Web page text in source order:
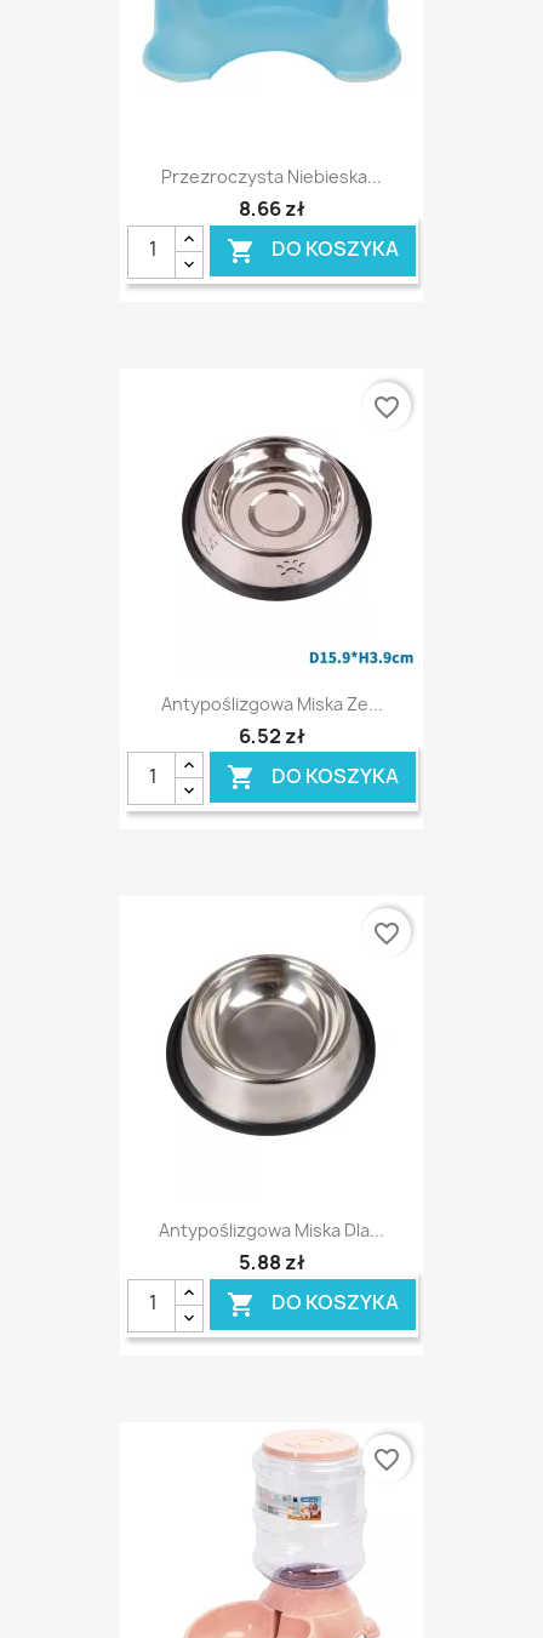
Przezroczysta Niebieska...
8,66 zł
 DO KOSZYKA
Antypoślizgowa Miska Ze...
6,52 zł
 DO KOSZYKA
favorite_border
Antypoślizgowa Miska Dla...
5,88 zł
 DO KOSZYKA
favorite_border
favorite_border